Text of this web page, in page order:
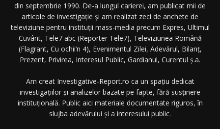
din septembrie 1990. De-a lungul carierei, am publicat mii de
articole de investigație și am realizat zeci de anchete de
televiziune pentru instituții mass-media precum Expres, Ultimul
Cuvânt, Tele7 abc (Reporter Tele7), Televiziunea Română
(Flagrant, Cu ochii’n 4), Evenimentul Zilei, Adevărul, Bilanț,
Prezent, Privirea, Interesul Public, Gardianul, Curentul ș.a.
Am creat Investigative-Report.ro ca un spațiu dedicat
investigațiilor și analizelor bazate pe fapte, fără susținere
instituțională. Public aici materiale documentate riguros, în
slujba adevărului și a interesului public.